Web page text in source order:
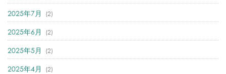
2025年7月 (2)
2025年6月 (2)
2025年5月 (2)
2025年4月 (2)